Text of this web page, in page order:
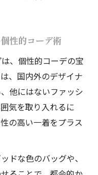
性的コーデ術
、個性的コーデの宝
、国内外のデザイナ
他にはないファッシ
気を取り入れるに
の高い一着をプラス
ドな色のバッグや、